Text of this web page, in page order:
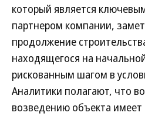
который является
партнером компании,
продолжение
находящегося на
рискованным шагом в
Аналитики полагают, что
возведению объекта